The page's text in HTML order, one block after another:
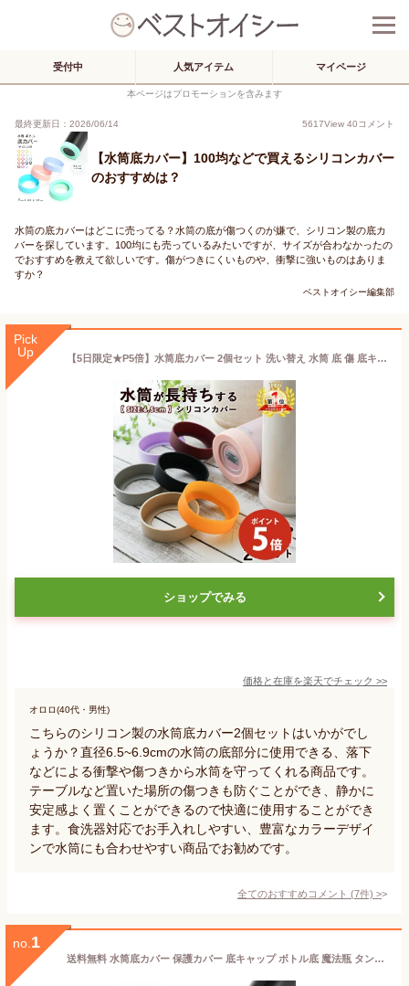
受付中 人気アイテム マイページ
本ページはプロモーションを含みます
最終更新日：2026/06/14 5617View 40コメント
【水筒底カバー】100均などで買えるシリコンカバー
のおすすめは？
水筒の底カバーはどこに売ってる？水筒の底が傷つくのが嫌で、シリコン製の底カ
バーを探しています。100均にも売っているみたいですが、サイズが合わなかったの
でおすすめを教えて欲しいです。傷がつきにくいものや、衝撃に強いものはありま
すか？
ベストオイシー編集部
Pick
Up
【5日限定★P5倍】水筒底カバー 2個セット 洗い替え 水筒 底 傷 底キャップ 底カバー ボトルカバー 耐熱性 滑り止め シリコン カバー ソフトカバー ボトル底 魔法瓶 6.5cm 子供 キズ対策 幼稚園 小学生 中学生 傷防止 シリコーン 耐久性 水洗い
ショップでみる
価格と在庫を楽天でチェック >>
オロロ(40代・男性)
こちらのシリコン製の水筒底カバー2個セットはいかがでし
ょうか？直径6.5~6.9cmの水筒の底部分に使用できる、落下
などによる衝撃や傷つきから水筒を守ってくれる商品です。
テーブルなど置いた場所の傷つきも防ぐことができ、静かに
安定感よく置くことができるので快適に使用することができ
ます。食洗器対応でお手入れしやすい、豊富なカラーデザイ
ンで水筒にも合わせやすい商品でお勧めです。
全てのおすすめコメント (7件) >
no. 1
送料無料 水筒底カバー 保護カバー 底キャップ ボトル底 魔法瓶 タンブラー 携帯マグ シリコン 断熱 傷防止 滑り止め 6cm 6.5cm 7cm 7.5cm